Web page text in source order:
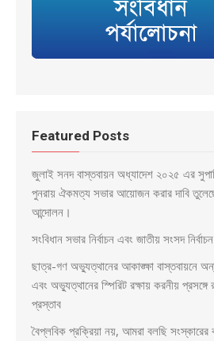
Featured Posts
জুলাই সনদ বাস্তবায়ন অধ্যাদেশ ২০২৫ এর
পুনরায় ঐকমত্য সভার আয়োজন করার দাবি তুলেছে
আন্দোলন।
সংবিধান সভার নির্বাচন এবং জাতীয় সংসদ
ছাত্র-গণ অভ্যুত্থানের আকাঙ্ক্ষা বাস্তবায়নে
এবং অভ্যুত্থানের স্পিরিট রক্ষায় করনীয় প্রসঙ্গে
প্রস্তাব
বৈপ্লবিক প্রক্রিয়া নয়, আমরা বলছি সংস্কারের